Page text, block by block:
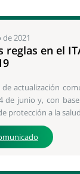
2021
reglas en el
de actualización
de junio y, con
protección a la